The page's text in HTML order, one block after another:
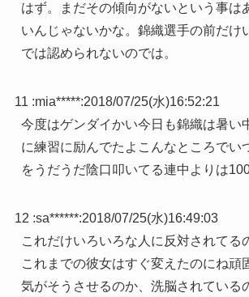
はず。まだその傾向がないという事は
いんじゃないかな。錦織選手の前だけ
では認められないのでは。
11 :mia*****:2018/07/25(水)16:52:21
今度はゲンダイかい今日も錦織は暑い
に練習に励んでたよこんなところでい
をうだうだ陰口叩いてる連中よりは
12 :sa******:2018/07/25(水)16:49:03
これだけいろいろな人に反対されてる
これまでの彼女はすぐ変えたのにね頑
気がそうさせるのか、洗脳されてい